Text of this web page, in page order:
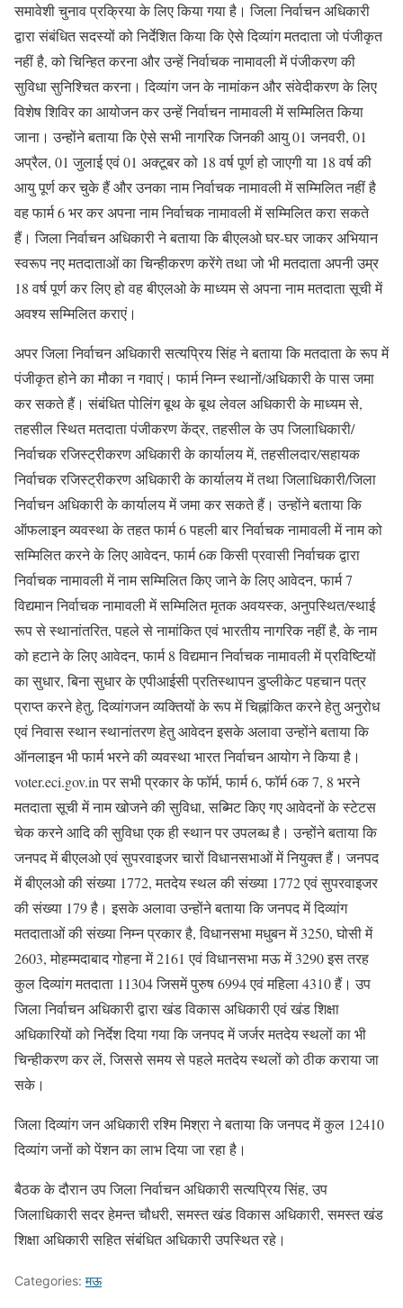
समावेशी चुनाव प्रक्रिया के लिए किया गया है। जिला निर्वाचन अधिकारी
द्वारा संबंधित सदस्यों को निर्देशित किया कि ऐसे दिव्यांग मतदाता जो पंजीकृत
नहीं है, को चिन्हित करना और उन्हें निर्वाचक नामावली में पंजीकरण की
सुविधा सुनिश्चित करना। दिव्यांग जन के नामांकन और संवेदीकरण के लिए
विशेष शिविर का आयोजन कर उन्हें निर्वाचन नामावली में सम्मिलित किया
जाना। उन्होंने बताया कि ऐसे सभी नागरिक जिनकी आयु 01 जनवरी, 01
अप्रैल, 01 जुलाई एवं 01 अक्टूबर को 18 वर्ष पूर्ण हो जाएगी या 18 वर्ष की
आयु पूर्ण कर चुके हैं और उनका नाम निर्वाचक नामावली में सम्मिलित नहीं है
वह फार्म 6 भर कर अपना नाम निर्वाचक नामावली में सम्मिलित करा सकते
हैं। जिला निर्वाचन अधिकारी ने बताया कि बीएलओ घर-घर जाकर अभियान
स्वरूप नए मतदाताओं का चिन्हीकरण करेंगे तथा जो भी मतदाता अपनी उम्र
18 वर्ष पूर्ण कर लिए हो वह बीएलओ के माध्यम से अपना नाम मतदाता सूची में
अवश्य सम्मिलित कराएं।
अपर जिला निर्वाचन अधिकारी सत्यप्रिय सिंह ने बताया कि मतदाता के रूप में
पंजीकृत होने का मौका न गवाएं। फार्म निम्न स्थानों/अधिकारी के पास जमा
कर सकते हैं। संबंधित पोलिंग बूथ के बूथ लेवल अधिकारी के माध्यम से,
तहसील स्थित मतदाता पंजीकरण केंद्र, तहसील के उप जिलाधिकारी/
निर्वाचक रजिस्ट्रीकरण अधिकारी के कार्यालय में, तहसीलदार/सहायक
निर्वाचक रजिस्ट्रीकरण अधिकारी के कार्यालय में तथा जिलाधिकारी/जिला
निर्वाचन अधिकारी के कार्यालय में जमा कर सकते हैं। उन्होंने बताया कि
ऑफलाइन व्यवस्था के तहत फार्म 6 पहली बार निर्वाचक नामावली में नाम को
सम्मिलित करने के लिए आवेदन, फार्म 6क किसी प्रवासी निर्वाचक द्वारा
निर्वाचक नामावली में नाम सम्मिलित किए जाने के लिए आवेदन, फार्म 7
विद्यमान निर्वाचक नामावली में सम्मिलित मृतक अवयस्क, अनुपस्थित/स्थाई
रूप से स्थानांतरित, पहले से नामांकित एवं भारतीय नागरिक नहीं है, के नाम
को हटाने के लिए आवेदन, फार्म 8 विद्यमान निर्वाचक नामावली में प्रविष्टियों
का सुधार, बिना सुधार के एपीआईसी प्रतिस्थापन डुप्लीकेट पहचान पत्र
प्राप्त करने हेतु, दिव्यांगजन व्यक्तियों के रूप में चिह्नांकित करने हेतु अनुरोध
एवं निवास स्थान स्थानांतरण हेतु आवेदन इसके अलावा उन्होंने बताया कि
ऑनलाइन भी फार्म भरने की व्यवस्था भारत निर्वाचन आयोग ने किया है।
voter.eci.gov.in पर सभी प्रकार के फॉर्म, फार्म 6, फॉर्म 6क 7, 8 भरने
मतदाता सूची में नाम खोजने की सुविधा, सब्मिट किए गए आवेदनों के स्टेटस
चेक करने आदि की सुविधा एक ही स्थान पर उपलब्ध है। उन्होंने बताया कि
जनपद में बीएलओ एवं सुपरवाइजर चारों विधानसभाओं में नियुक्त हैं। जनपद
में बीएलओ की संख्या 1772, मतदेय स्थल की संख्या 1772 एवं सुपरवाइजर
की संख्या 179 है। इसके अलावा उन्होंने बताया कि जनपद में दिव्यांग
मतदाताओं की संख्या निम्न प्रकार है, विधानसभा मधुबन में 3250, घोसी में
2603, मोहम्मदाबाद गोहना में 2161 एवं विधानसभा मऊ में 3290 इस तरह
कुल दिव्यांग मतदाता 11304 जिसमें पुरुष 6994 एवं महिला 4310 हैं। उप
जिला निर्वाचन अधिकारी द्वारा खंड विकास अधिकारी एवं खंड शिक्षा
अधिकारियों को निर्देश दिया गया कि जनपद में जर्जर मतदेय स्थलों का भी
चिन्हीकरण कर लें, जिससे समय से पहले मतदेय स्थलों को ठीक कराया जा
सके।
जिला दिव्यांग जन अधिकारी रश्मि मिश्रा ने बताया कि जनपद में कुल 12410
दिव्यांग जनों को पेंशन का लाभ दिया जा रहा है।
बैठक के दौरान उप जिला निर्वाचन अधिकारी सत्यप्रिय सिंह, उप
जिलाधिकारी सदर हेमन्त चौधरी, समस्त खंड विकास अधिकारी, समस्त खंड
शिक्षा अधिकारी सहित संबंधित अधिकारी उपस्थित रहे।
Categories: मऊ